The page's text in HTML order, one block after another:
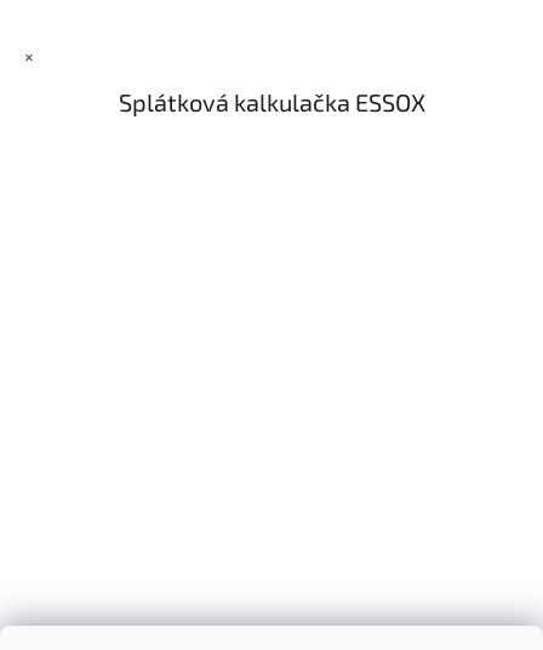
×
Splátková kalkulačka ESSOX